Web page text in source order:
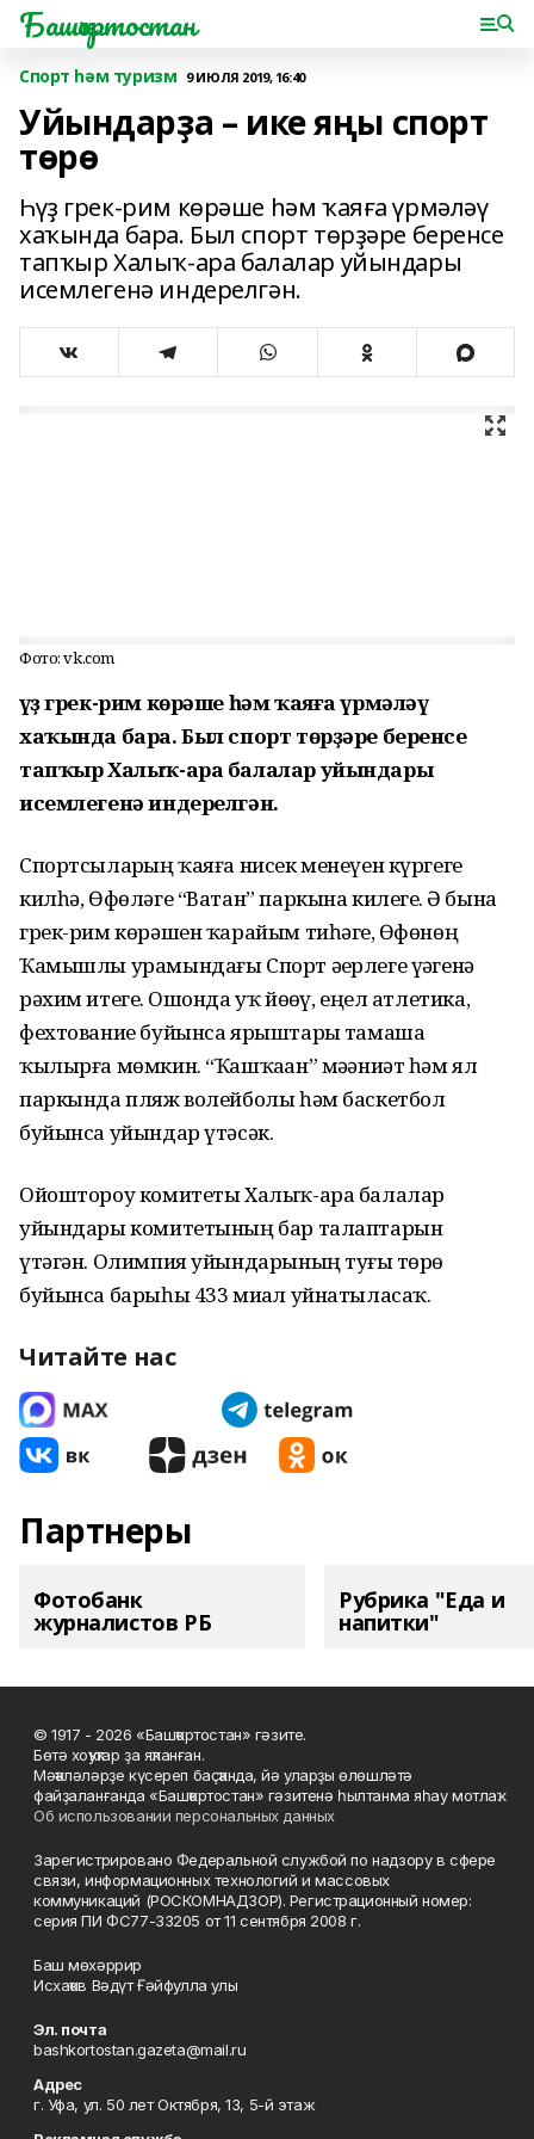
Башҡортостан
Спорт һәм туризм 9 ИЮЛЯ 2019, 16:40
Уйындарҙа – ике яңы спорт
төрө
Һүҙ грек-рим көрәше һәм ҡаяға үрмәләү
хаҡында бара. Был спорт төрҙәре беренсе
тапҡыр Халыҡ-ара балалар уйындары
исемлегенә индерелгән.
Фото: vk.com
Һүҙ грек-рим көрәше һәм ҡаяға үрмәләү
хаҡында бара. Был спорт төрҙәре беренсе
тапҡыр Халыҡ-ара балалар уйындары
исемлегенә индерелгән.
Спортсыларҙың ҡаяға нисек менеүен күргегеҙ
килһә, Өфөләге “Ватан” паркына килегеҙ. Ә бына
грек-рим көрәшен ҡарайым тиһәгеҙ, Өфөнөң
Ҡамышлы урамындағы Спорт әҙерлеге үҙәгенә
рәхим итегеҙ. Ошонда уҡ йөҙөү, еңел атлетика,
фехтование буйынса ярыштарҙы тамаша
ҡылырға мөмкин. “Ҡашҡаҙан” мәҙәниәт һәм ял
паркында пляж волейболы һәм баскетбол
буйынса уйындар үтәсәк.
Ойоштороу комитеты Халыҡ-ара балалар
уйындары комитетының бар талаптарын
үтәгән. Олимпия уйындарының туғыҙ төрө
буйынса барыһы 433 миҙал уйнатыласаҡ.
Читайте нас
Партнеры
Фотобанк
журналистов РБ
Рубрика "Еда и
напитки"
© 1917 - 2026 «Башҡортостан» гәзите.
Бөтә хоҡуҡтар ҙа яҡланған.
Мәҡәләләрҙе күсереп баҫҡанда, йә уларҙы өлөшләтә
файҙаланғанда «Башҡортостан» гәзитенә һылтанма яһау мотлаҡ.
Об использовании персональных данных
Зарегистрировано Федеральной службой по надзору в сфере
связи, информационных технологий и массовых
коммуникаций (РОСКОМНАДЗОР). Регистрационный номер:
серия ПИ ФС77-33205 от 11 сентября 2008 г.
Баш мөхәррир
Исхаҡов Вәдүт Ғәйфулла улы
Эл. почта
bashkortostan.gazeta@mail.ru
Адрес
г. Уфа, ул. 50 лет Октября, 13, 5-й этаж